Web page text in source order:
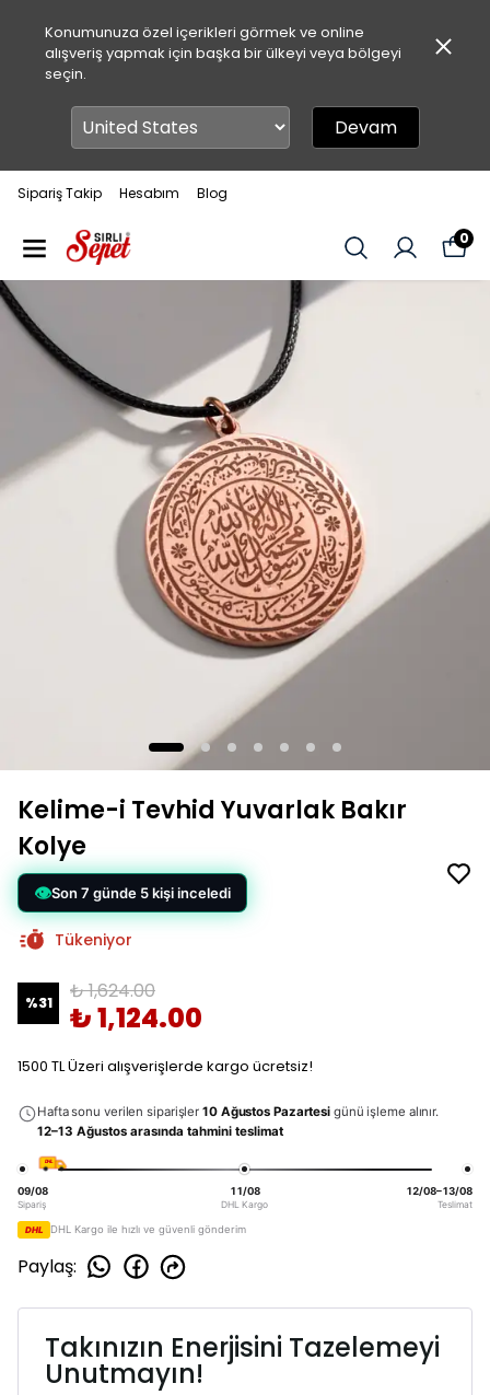
Konumunuza özel içerikleri görmek ve online
alışveriş yapmak için başka bir ülkeyi veya bölgeyi
seçin.
Devam
Sipariş Takip Hesabım Blog
0
Kelime-i Tevhid Yuvarlak Bakır
Kolye
Tükeniyor
%31 ₺ 1,624.00
₺ 1,124.00
1500 TL Üzeri alışverişlerde kargo ücretsiz!
Hafta sonu verilen siparişler 10 Ağustos Pazartesi günü işleme alınır.
12–13 Ağustos arasında tahmini teslimat
DHL
09/08
Sipariş
11/08
DHL Kargo
12/08–13/08
Teslimat
DHL DHL Kargo ile hızlı ve güvenli gönderim
Paylaş:
Takınızın Enerjisini Tazelemeyi
Unutmayın!